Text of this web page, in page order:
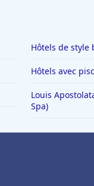
Hôtels de style
Hôtels avec
Louis
Spa)